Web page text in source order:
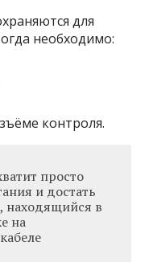
для
необходимо:
контроля.
просто
и достать
находящийся в
на